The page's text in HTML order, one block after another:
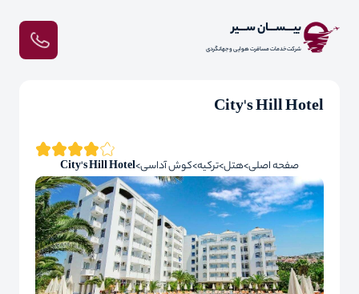
بیـــســـان ســـیر
شرکت خدمات مسافرت هوایی و جهانگردی
City's Hill Hotel
صفحه اصلی هتل ترکیه کوش آداسی City's Hill Hotel